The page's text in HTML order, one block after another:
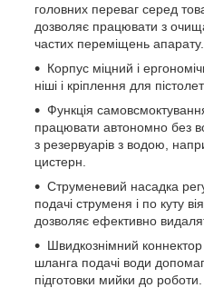
головних переваг серед
дозволяє працювати з
частих переміщень апарату.
Корпус міцний і
ніші і кріплення для
Функція
працювати автономно без
з резервуарів з водою,
цистерн.
Струменевий насадка
подачі струменя і по куту
дозволяє ефективно
Швидкознімний
шланга подачі води
підготовки мийки до роботи.